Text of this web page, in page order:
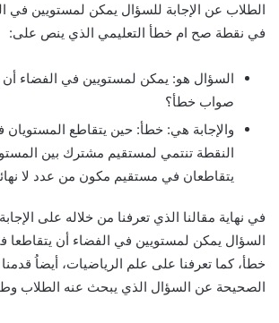
الطلاب عن الإجابة للسؤال يمكن لمستويين في
في نقطة صح ام خطأ التعليمي الذي ينص على:
السؤال هو: يمكن لمستويين في الفضاء
صواب خطأ؟
والإجابة هي: خطأ: حين يتقاطع
النقطة تنتمي لمستقيم مشترك بين
يتقاطعان في مستقيم مكون من عدد لا
في نهاية مقالنا الذي تعرفنا من خلاله على
السؤال يمكن لمستويين في الفضاء أن
خطأ، كما تعرفنا على علم الرياضيات، أيضاُ قدمنا
الصحيحة عن السؤال الذي يبحث عنه الطلاب